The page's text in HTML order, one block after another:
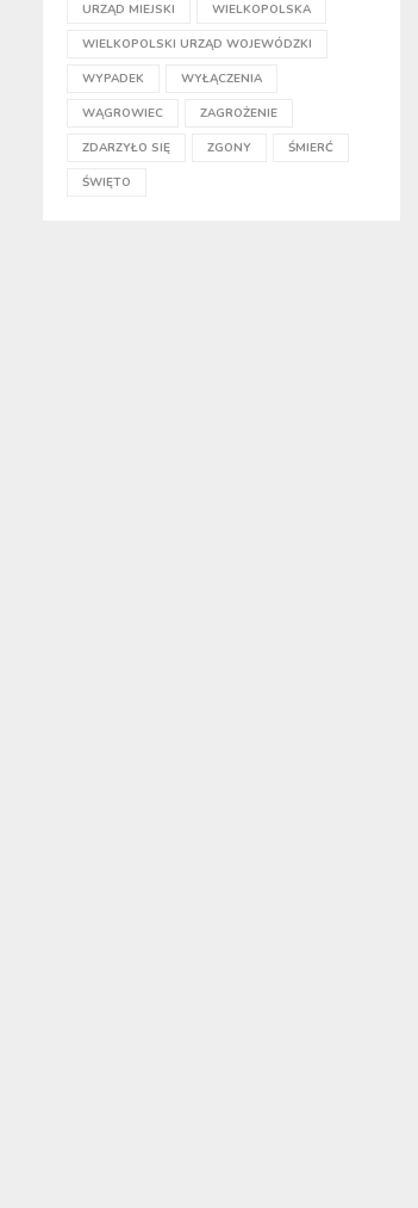
URZĄD MIEJSKI WIELKOPOLSKA
WIELKOPOLSKI URZĄD WOJEWÓDZKI
WYPADEK WYŁĄCZENIA
WĄGROWIEC ZAGROŻENIE
ZDARZYŁO SIĘ ZGONY ŚMIERĆ
ŚWIĘTO